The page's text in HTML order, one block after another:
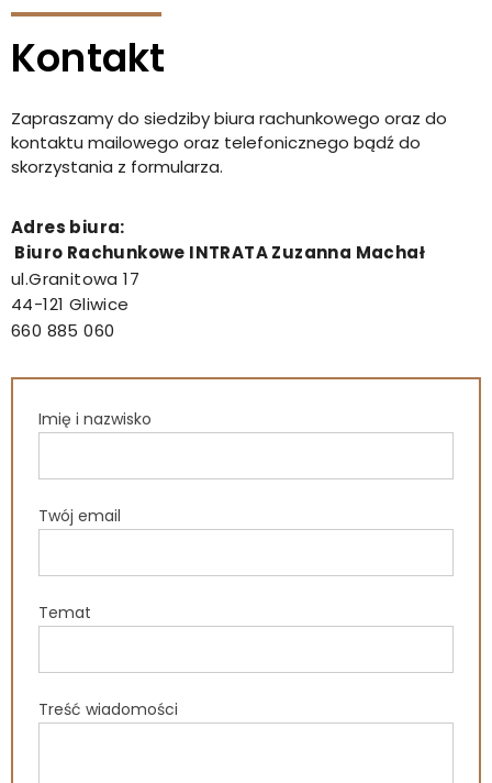
Kontakt
Zapraszamy do siedziby biura rachunkowego oraz do
kontaktu mailowego oraz telefonicznego bądź do
skorzystania z formularza.
Adres biura:
Biuro Rachunkowe INTRATA Zuzanna Machał
ul.Granitowa 17
44-121 Gliwice
660 885 060
Imię i nazwisko
Twój email
Temat
Treść wiadomości